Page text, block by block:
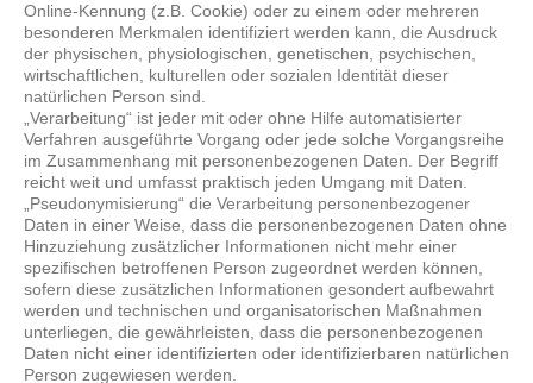
Online-Kennung (z.B. Cookie) oder zu einem oder mehreren
besonderen Merkmalen identifiziert werden kann, die Ausdruck
der physischen, physiologischen, genetischen, psychischen,
wirtschaftlichen, kulturellen oder sozialen Identität dieser
natürlichen Person sind.
„Verarbeitung“ ist jeder mit oder ohne Hilfe automatisierter
Verfahren ausgeführte Vorgang oder jede solche Vorgangsreihe
im Zusammenhang mit personenbezogenen Daten. Der Begriff
reicht weit und umfasst praktisch jeden Umgang mit Daten.
„Pseudonymisierung“ die Verarbeitung personenbezogener
Daten in einer Weise, dass die personenbezogenen Daten ohne
Hinzuziehung zusätzlicher Informationen nicht mehr einer
spezifischen betroffenen Person zugeordnet werden können,
sofern diese zusätzlichen Informationen gesondert aufbewahrt
werden und technischen und organisatorischen Maßnahmen
unterliegen, die gewährleisten, dass die personenbezogenen
Daten nicht einer identifizierten oder identifizierbaren natürlichen
Person zugewiesen werden.